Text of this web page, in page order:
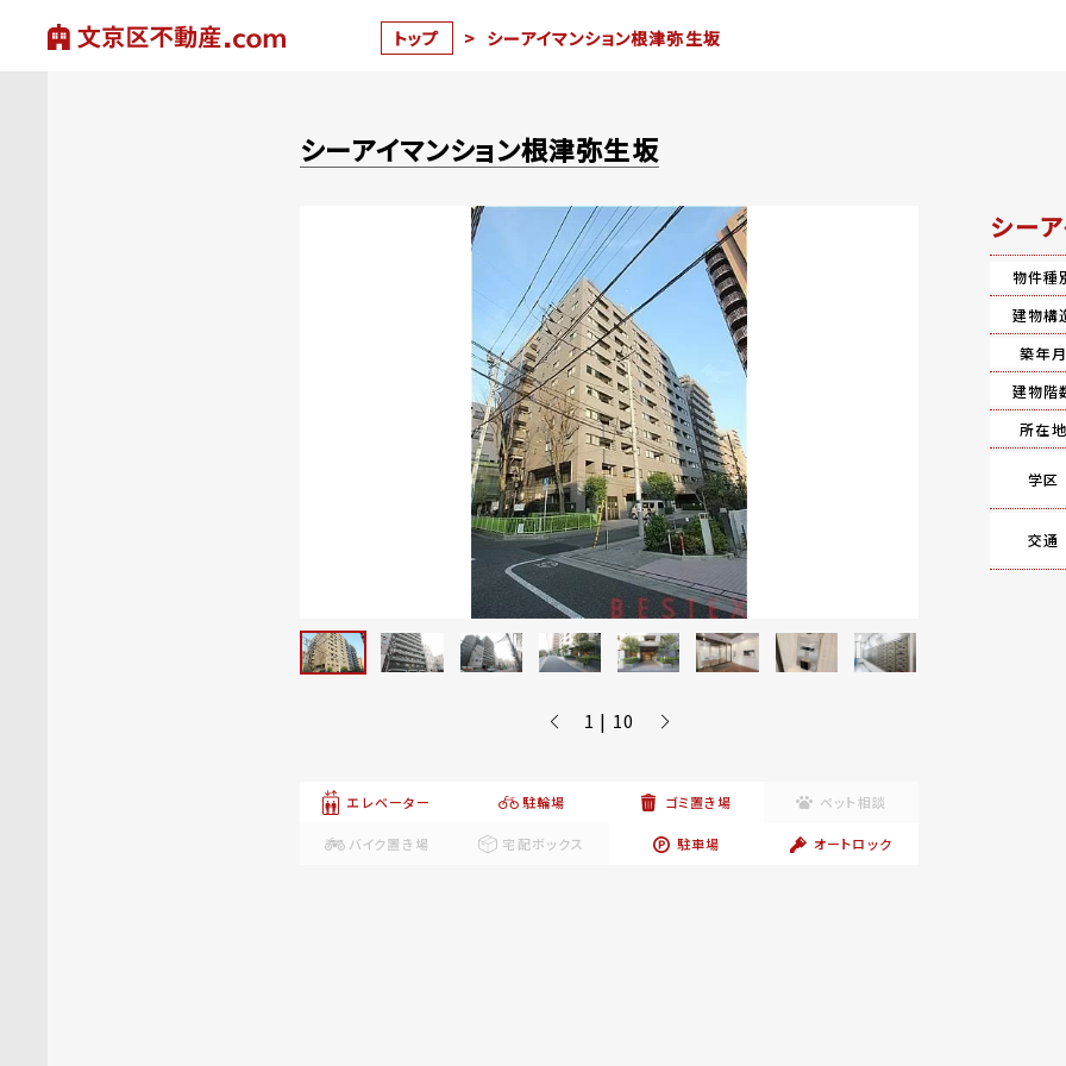
トップ > シーアイマンション根津弥生坂
シーアイマンション根津弥生坂
1 | 10
エレベーター 駐輪場 ゴミ置き場 ペット相談
バイク置き場 宅配ボックス 駐車場 オートロック
シー
物件種
建物構
築年月
建物階
所在地
学区
交通